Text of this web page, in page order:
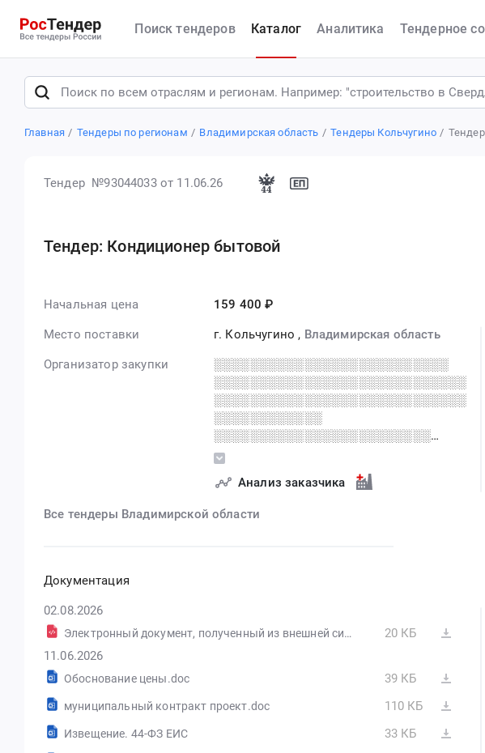
Поиск тендеров Каталог Аналитика Тендерное
Главная Тендеры по регионам Владимирская область Тендеры Кольчугино
Тендер №93044033от 11.06.26
Тендер: Кондиционер бытовой
Начальная цена 159 400 ₽
Место поставки г. Кольчугино , Владимирская область
Организатор закупки
░░░░░░░░░░░░░░░░░░░░░░░░░░
░░░░░░░░░░░░░░░░░░░░░░░░░░░░
░░░░░░░░░░░░░░░░░░░░░░░░░░░░
░░░░░░░░░░░░
░░░░░░░░░░░░░░░░░░░░░░░░
░░░░░░░░░░░░░░
Анализ заказчика
Все тендеры Владимирской области
Документация
02.08.2026
Электронный документ, полученный из внешней системы.pdf
20 КБ
11.06.2026
Обоснование цены.doc 39 КБ
муниципальный контракт проект.doc 110 КБ
Извещение. 44-ФЗ ЕИС 33 КБ